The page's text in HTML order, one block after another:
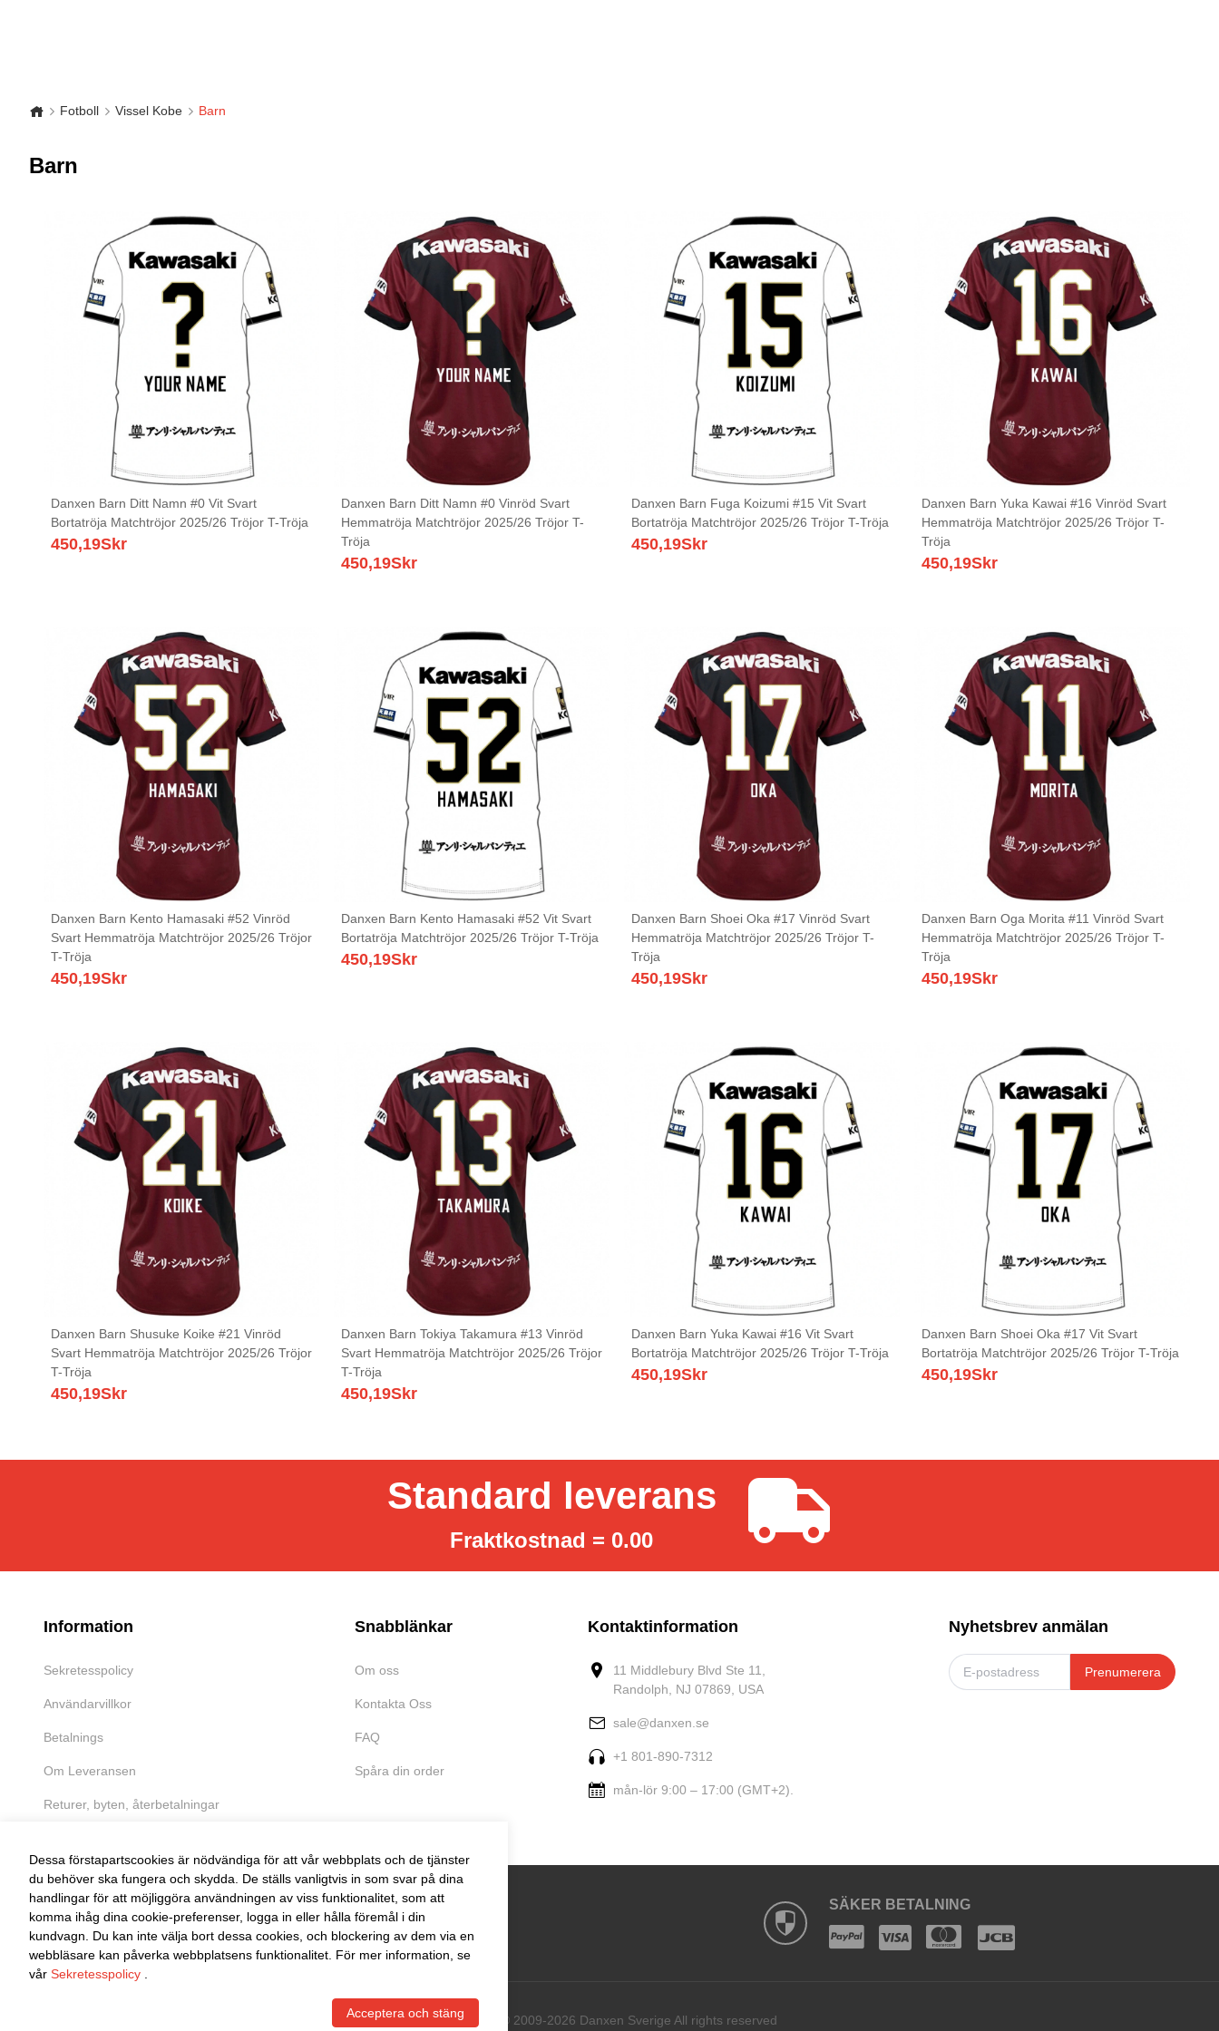
Fotboll Vissel Kobe Barn
Barn
Danxen Barn Ditt Namn #0 Vit Svart
Bortatröja Matchtröjor 2025/26 Tröjor T-Tröja
450,19Skr
Danxen Barn Ditt Namn #0 Vinröd Svart
Hemmatröja Matchtröjor 2025/26 Tröjor T-
Tröja
450,19Skr
Danxen Barn Fuga Koizumi #15 Vit Svart
Bortatröja Matchtröjor 2025/26 Tröjor T-Tröja
450,19Skr
Danxen Barn Yuka Kawai #16 Vinröd Svart
Hemmatröja Matchtröjor 2025/26 Tröjor T-
Tröja
450,19Skr
Danxen Barn Kento Hamasaki #52 Vinröd
Svart Hemmatröja Matchtröjor 2025/26 Tröjor
T-Tröja
450,19Skr
Danxen Barn Kento Hamasaki #52 Vit Svart
Bortatröja Matchtröjor 2025/26 Tröjor T-Tröja
450,19Skr
Danxen Barn Shoei Oka #17 Vinröd Svart
Hemmatröja Matchtröjor 2025/26 Tröjor T-
Tröja
450,19Skr
Danxen Barn Oga Morita #11 Vinröd Svart
Hemmatröja Matchtröjor 2025/26 Tröjor T-
Tröja
450,19Skr
Danxen Barn Shusuke Koike #21 Vinröd
Svart Hemmatröja Matchtröjor 2025/26 Tröjor
T-Tröja
450,19Skr
Danxen Barn Tokiya Takamura #13 Vinröd
Svart Hemmatröja Matchtröjor 2025/26 Tröjor
T-Tröja
450,19Skr
Danxen Barn Yuka Kawai #16 Vit Svart
Bortatröja Matchtröjor 2025/26 Tröjor T-Tröja
450,19Skr
Danxen Barn Shoei Oka #17 Vit Svart
Bortatröja Matchtröjor 2025/26 Tröjor T-Tröja
450,19Skr
Standard leverans
Fraktkostnad = 0.00
Information
Sekretesspolicy
Användarvillkor
Betalnings
Om Leveransen
Returer, byten, återbetalningar
Snabblänkar
Om oss
Kontakta Oss
FAQ
Spåra din order
Kontaktinformation
11 Middlebury Blvd Ste 11,
Randolph, NJ 07869, USA
sale@danxen.se
+1 801-890-7312
mån-lör 9:00 – 17:00 (GMT+2).
Nyhetsbrev anmälan
Prenumerera
FRI RETUR
Enkel retur inom 30 dagar
SÄKER BETALNING
Copyright © 2009-2026 Danxen Sverige All rights reserved
Dessa förstapartscookies är nödvändiga för att vår webbplats och de tjänster
du behöver ska fungera och skydda. De ställs vanligtvis in som svar på dina
handlingar för att möjliggöra användningen av viss funktionalitet, som att
komma ihåg dina cookie-preferenser, logga in eller hålla föremål i din
kundvagn. Du kan inte välja bort dessa cookies, och blockering av dem via en
webbläsare kan påverka webbplatsens funktionalitet. För mer information, se
vår Sekretesspolicy
Acceptera och stäng